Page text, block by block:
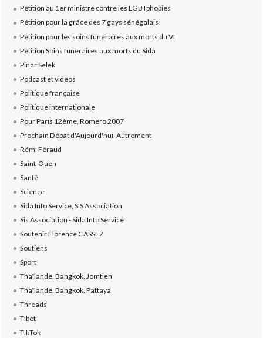
Pétition au 1er ministre contre les LGBTphobies
Pétition pour la grâce des 7 gays sénégalais
Pétition pour les soins funéraires aux morts du VI
Pétition Soins funéraires aux morts du Sida
Pinar Selek
Podcast et videos
Politique française
Politique internationale
Pour Paris 12ème, Romero 2007
Prochain Débat d'Aujourd'hui, Autrement
Rémi Féraud
Saint-Ouen
Santé
Science
Sida Info Service, SIS Association
Sis Association - Sida Info Service
Soutenir Florence CASSEZ
Soutiens
Sport
Thaïlande, Bangkok, Jomtien
Thaïlande, Bangkok, Pattaya
Threads
Tibet
TikTok